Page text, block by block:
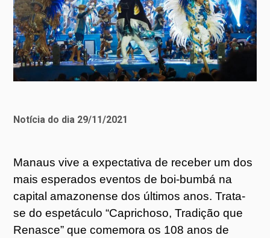
Notícia do dia 29/11/2021
Manaus vive a expectativa de receber um dos
mais esperados eventos de boi-bumbá na
capital amazonense dos últimos anos. Trata-
se do espetáculo “Caprichoso, Tradição que
Renasce” que comemora os 108 anos de